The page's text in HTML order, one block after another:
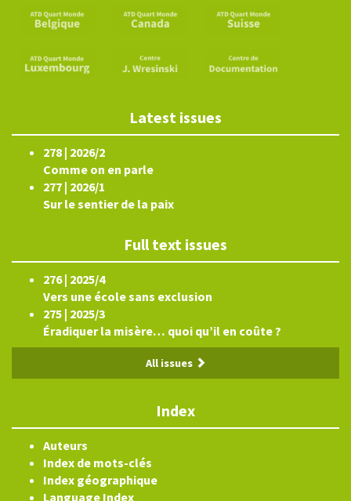
Latest issues
278 | 2026/2
Comme on en parle
277 | 2026/1
Sur le sentier de la paix
Full text issues
276 | 2025/4
Vers une école sans exclusion
275 | 2025/3
Éradiquer la misère… quoi qu’il en coûte ?
All issues
Index
Auteurs
Index de mots-clés
Index géographique
Language Index